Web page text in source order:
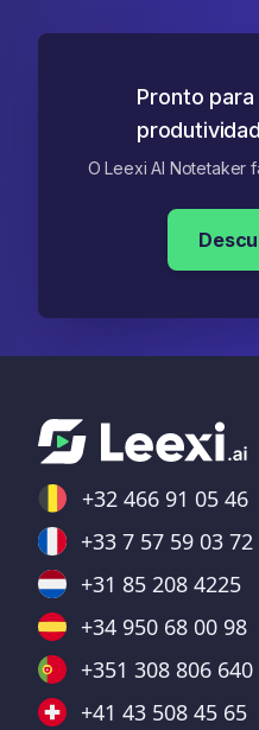
Pronto
O Leexi AI Notetaker
+32 466 91 05 46
+33 7 57 59 03 72
+31 85 208 4225
+34 950 68 00 98
+351 308 806 640
+41 43 508 45 65